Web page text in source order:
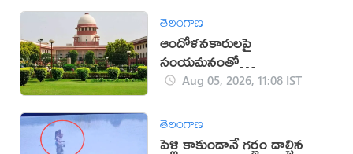
తెలంగాణ
ఆందోళనకారులపై
సంయమనంతో
వ్యవహరించండి: సుప్రీంకోర్టు
Aug 05, 2026, 11:08 IST
తెలంగాణ
పెళ్లి కాకుండానే గర్భం దాల్చిన